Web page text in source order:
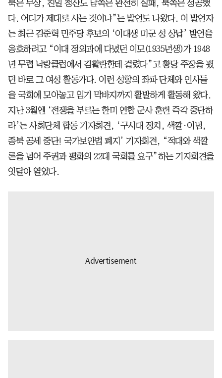
북은 무상, 친일 청산도 남쪽은 완전히 실패, 북쪽은 성공했
다. 어디가 제대로 사는 것이냐”는 발언도 나왔다. 이 발언자
는 최근 김준혁 민주당 후보의 ‘이대생 미군 성 상납’ 발언을
옹호하려고 “이대 정외과에 다녔던 이모(1935년생)가 1948
년 무렵 낙랑클럽에서 김활란한테 걸렸다”고 황당 주장을 폈
던 바로 그 여성 활동가다. 이런 성향의 좌파 단체와 인사들
을 국회에 모아놓고 임기 막바지까지 활발하게 활동해 왔다.
지난 3월엔 ‘전쟁을 부르는 한미 연합 군사 훈련 즉각 중단하
라’는 사회단체 합동 기자회견, ‘구시대 정치, 색깔·이념,
종북 공세 중단! 국가보안법 폐지’ 기자회견, “적대와 색깔
론을 넘어 주권과 평화의 22대 국회를 요구”하는 기자회견을
잇달아 열었다.